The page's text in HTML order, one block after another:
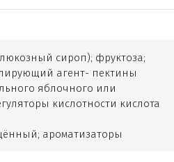
сироп); фруктоза;
агент- пектины
яблочного или
кислотности кислота
ароматизаторы